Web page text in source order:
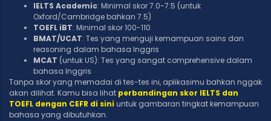
IELTS Academic: Minimal skor 7.0-7.5 (untuk
Oxford/Cambridge bahkan 7.5)
TOEFL iBT: Minimal skor 100-110
BMAT/UCAT: Tes yang menguji kemampuan sains dan
reasoning dalam bahasa Inggris
MCAT (untuk US): Tes yang sangat comprehensive dalam
bahasa Inggris
Tanpa skor yang memadai di tes-tes ini, aplikasimu bahkan nggak
akan dilihat. Kamu bisa lihat perbandingan skor IELTS dan
TOEFL dengan CEFR di sini untuk gambaran tingkat kemampuan
bahasa yang dibutuhkan.